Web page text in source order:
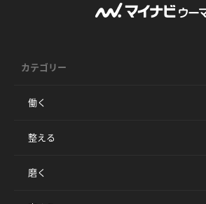
カテゴリー
働く
整える
磨く